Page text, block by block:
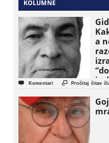
KOLUMNE
a
 Komentari  Pročitaj čitav